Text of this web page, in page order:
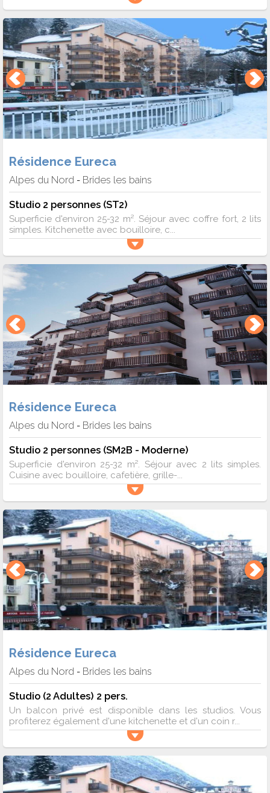
Résidence Eureca
Alpes du Nord - Brides les bains
Studio 2 personnes (ST2)
Superficie d'environ 25-32 m². Séjour avec coffre fort, 2 lits
simples. Kitchenette avec bouilloire, c...
Résidence Eureca
Alpes du Nord - Brides les bains
Studio 2 personnes (SM2B - Moderne)
Superficie d'environ 25-32 m². Séjour avec 2 lits simples.
Cuisine avec bouilloire, cafetière, grille-...
Résidence Eureca
Alpes du Nord - Brides les bains
Studio (2 Adultes) 2 pers.
Un balcon privé est disponible dans les studios. Vous
profiterez également d'une kitchenette et d'un coin r...